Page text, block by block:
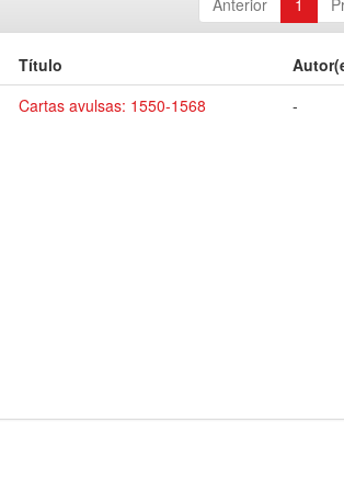
Anterior 1
Título
Cartas avulsas: 1550-1568 -